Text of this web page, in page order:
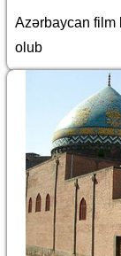
Azərbaycan film
olub